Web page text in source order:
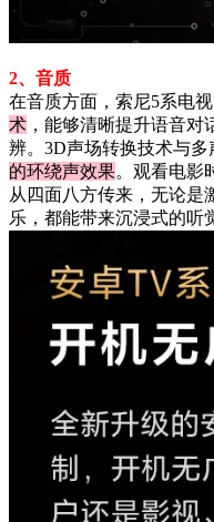
2、音质
在音质方面，索尼5系电视
术 ，能够清晰提升语音
辨。3D声场转换技术与
的环绕声效果。观看电影
从四面八方传来，无论是
乐，都能带来沉浸式的听